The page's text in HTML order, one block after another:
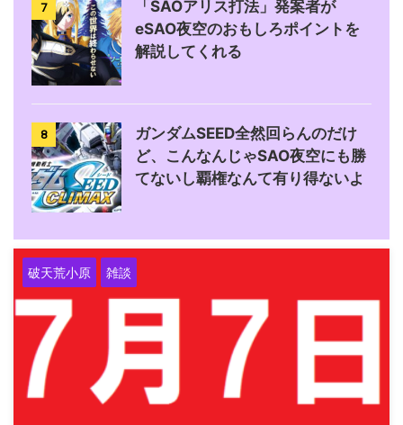
7
「SAOアリス打法」発案者が
eSAO夜空のおもしろポイントを
解説してくれる
8
ガンダムSEED全然回らんのだけ
ど、こんなんじゃSAO夜空にも勝
てないし覇権なんて有り得ないよ
破天荒小原 雑談